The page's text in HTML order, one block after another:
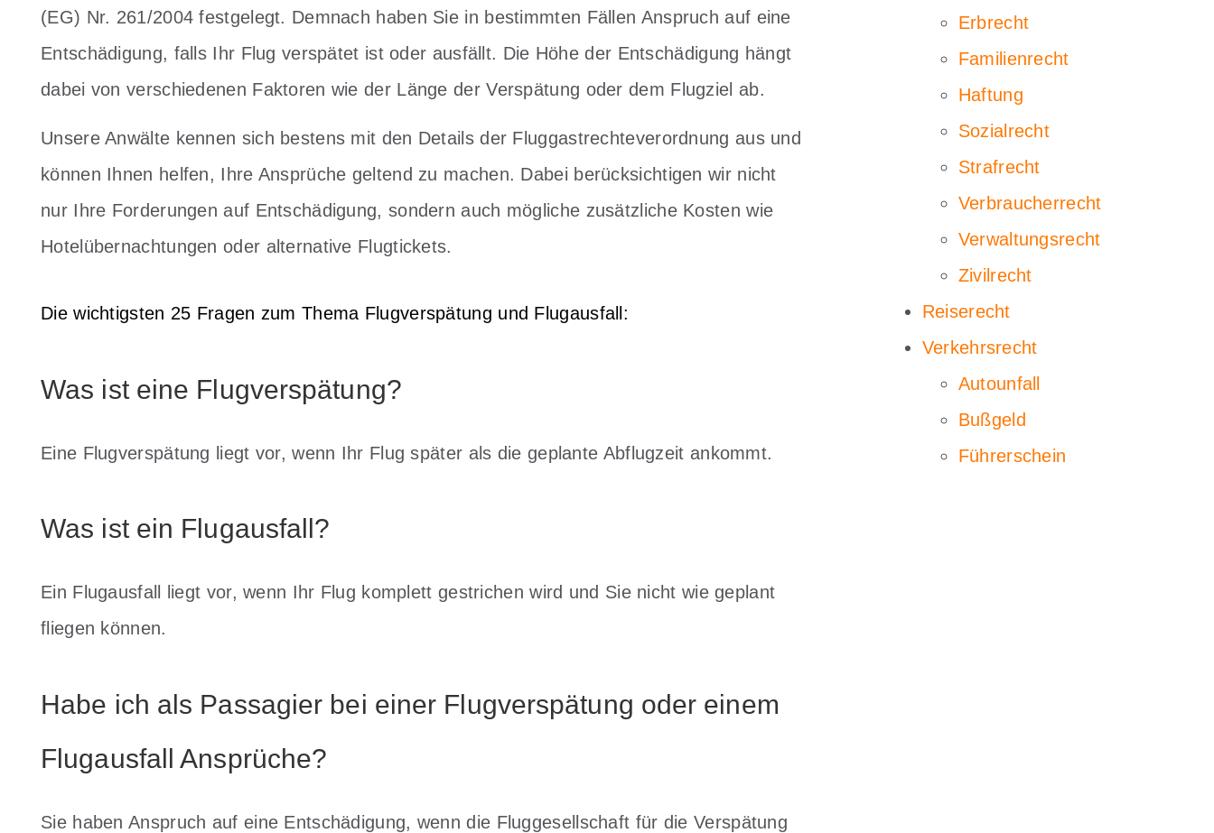
(EG) Nr. 261/2004 festgelegt. Demnach haben Sie in bestimmten Fällen Anspruch auf eine
Entschädigung, falls Ihr Flug verspätet ist oder ausfällt. Die Höhe der Entschädigung hängt
dabei von verschiedenen Faktoren wie der Länge der Verspätung oder dem Flugziel ab.
Unsere Anwälte kennen sich bestens mit den Details der Fluggastrechteverordnung aus und
können Ihnen helfen, Ihre Ansprüche geltend zu machen. Dabei berücksichtigen wir nicht
nur Ihre Forderungen auf Entschädigung, sondern auch mögliche zusätzliche Kosten wie
Hotelübernachtungen oder alternative Flugtickets.
Die wichtigsten 25 Fragen zum Thema Flugverspätung und Flugausfall:
Was ist eine Flugverspätung?
Eine Flugverspätung liegt vor, wenn Ihr Flug später als die geplante Abflugzeit ankommt.
Was ist ein Flugausfall?
Ein Flugausfall liegt vor, wenn Ihr Flug komplett gestrichen wird und Sie nicht wie geplant
fliegen können.
Habe ich als Passagier bei einer Flugverspätung oder einem
Flugausfall Ansprüche?
Sie haben Anspruch auf eine Entschädigung, wenn die Fluggesellschaft für die Verspätung
Erbrecht
Familienrecht
Haftung
Sozialrecht
Strafrecht
Verbraucherrecht
Verwaltungsrecht
Zivilrecht
Reiserecht
Verkehrsrecht
Autounfall
Bußgeld
Führerschein